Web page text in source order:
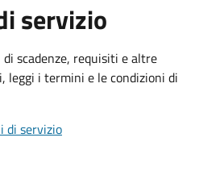
servizio
scadenze, requisiti e altre
leggi i termini e le condizioni di
di servizio